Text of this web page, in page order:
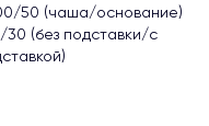
50 (чаша/основание)
30 (без подставки/с